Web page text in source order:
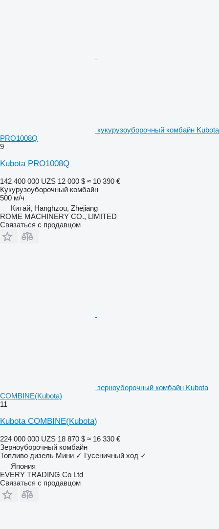
кукурузоуборочный комбайн Kubota
PRO1008Q
9
Kubota PRO1008Q
142 400 000 UZS 12 000 $ ≈ 10 390 €
Кукурузоуборочный комбайн
500 м/ч
Китай, Hanghzou, Zhejiang
ROME MACHINERY CO., LIMITED
Связаться с продавцом
зерноуборочный комбайн Kubota
COMBINE(Kubota)
11
Kubota COMBINE(Kubota)
224 000 000 UZS 18 870 $ ≈ 16 330 €
Зерноуборочный комбайн
Топливо дизель Мини ✓ Гусеничный ход ✓
Япония
EVERY TRADING Co Ltd
Связаться с продавцом